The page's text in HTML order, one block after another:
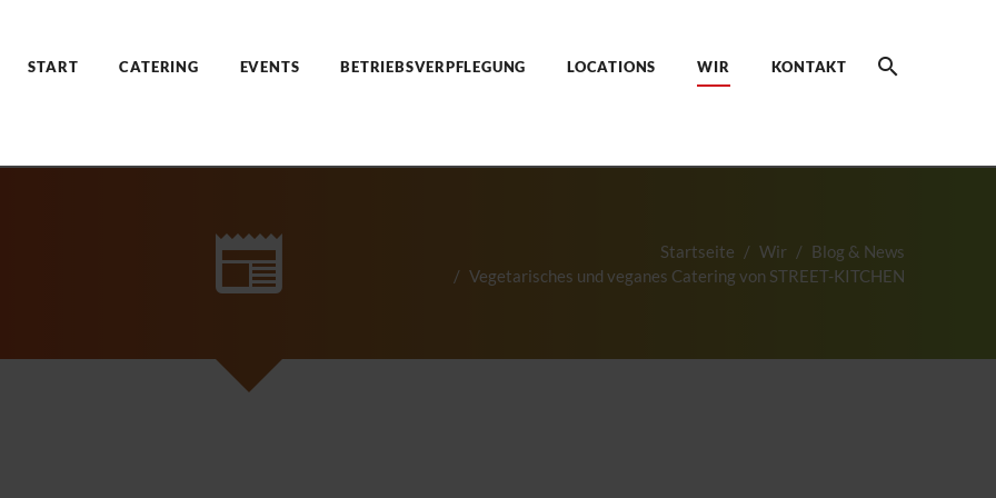
START CATERING EVENTS BETRIEBSVERPFLEGUNG LOCATIONS WIR KONTAKT
Startseite Wir
Blog & News
Vegetarisches und veganes Catering von STREET-KITCHEN